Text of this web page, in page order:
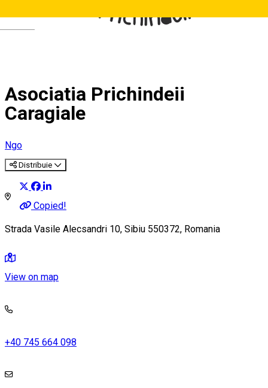
Asociatia Prichindeii
Caragiale
Ngo
Distribuie
Copied!
Strada Vasile Alecsandri 10, Sibiu 550372, Romania
View on map
+40 745 664 098